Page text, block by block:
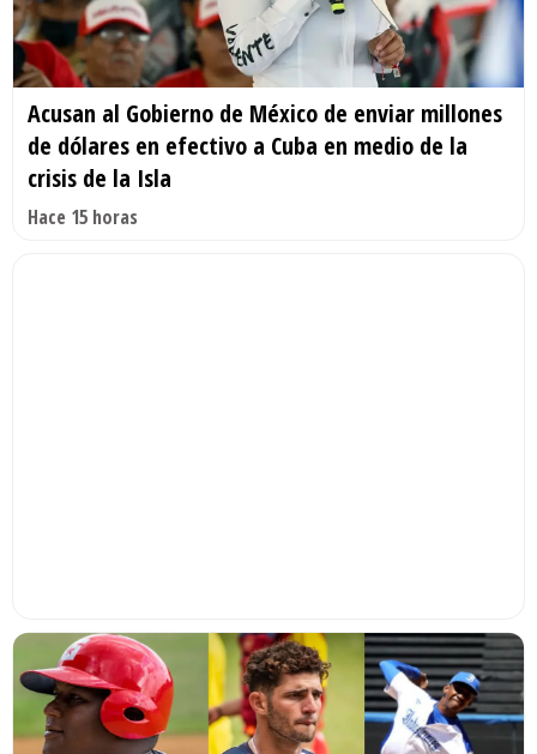
Acusan al Gobierno de México de enviar millones
de dólares en efectivo a Cuba en medio de la
crisis de la Isla
Hace 15 horas